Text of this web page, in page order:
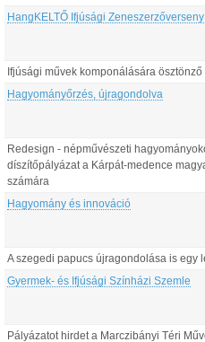
HangKELTŐ Ifjúsági Zeneszerzőverseny
Ifjúsági művek komponálására ösztönző
Hagyományőrzés, újragondolva
Redesign - népművészeti
díszítőpályázat a Kárpát-medence
számára
Hagyomány és innováció
A szegedi papucs újragondolása is egy
Gyermek- és Ifjúsági Színházi Szemle
Pályázatot hirdet a Marczibányi Téri